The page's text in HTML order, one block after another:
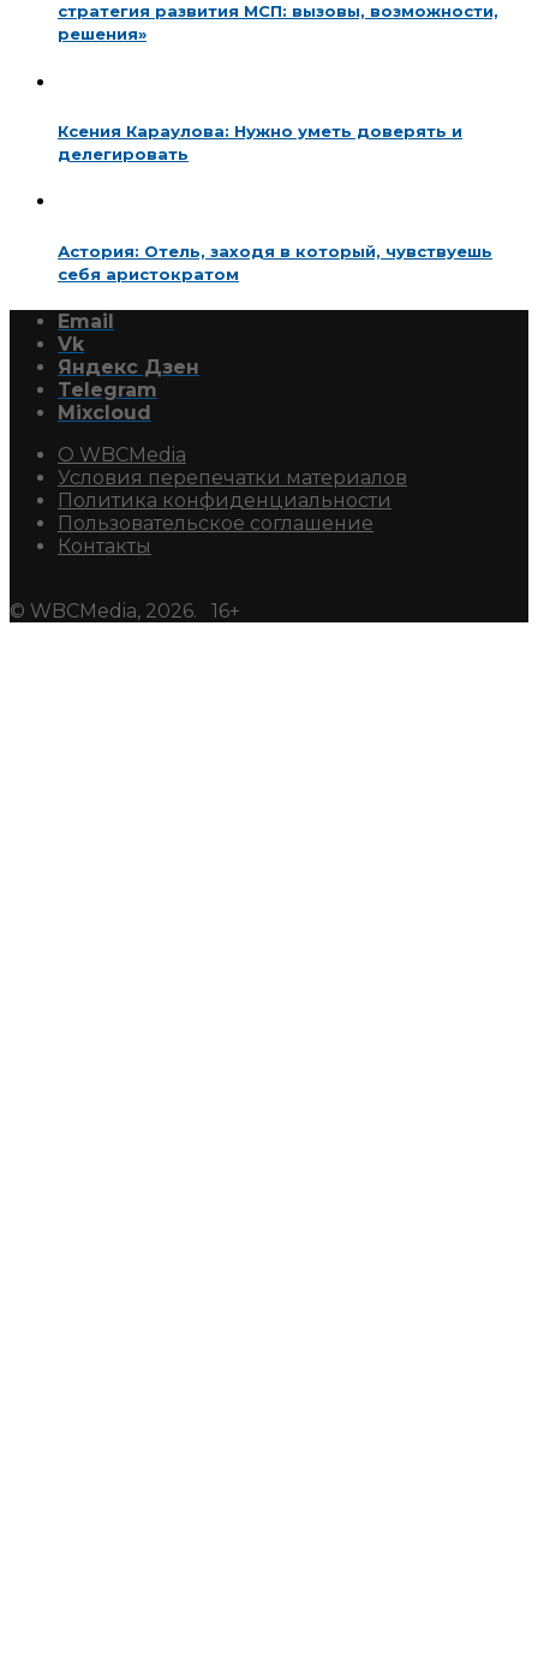
стратегия развития МСП: вызовы, возможности,
решения»
Ксения Караулова: Нужно уметь доверять и
делегировать
Астория: Отель, заходя в который, чувствуешь
себя аристократом
Email
Vk
Яндекс Дзен
Telegram
Mixcloud
О WBCMedia
Условия перепечатки материалов
Политика конфиденциальности
Пользовательское соглашение
Контакты
© WBCMedia, 2026. 16+